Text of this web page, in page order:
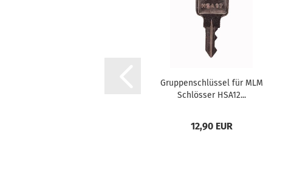
Gruppenschlüssel für MLM
Schlösser HSA12...
12,90 EUR